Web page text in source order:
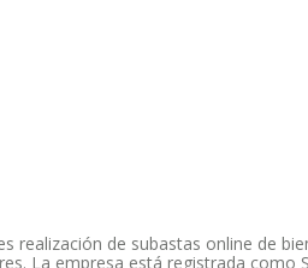
realización de subastas online de
La empresa está registrada como